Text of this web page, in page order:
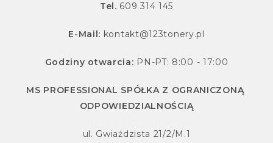
Tel. 609 314 145
E-Mail: kontakt@123tonery.pl
Godziny otwarcia: PN-PT: 8:00 - 17:00
MS PROFESSIONAL SPÓŁKA Z OGRANICZONĄ
ODPOWIEDZIALNOŚCIĄ
ul. Gwiaździsta 21/2/M.1